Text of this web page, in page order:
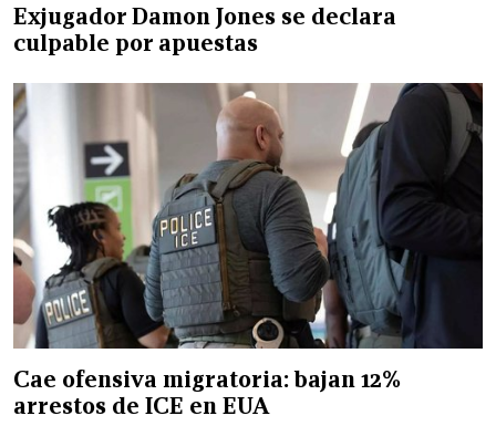
Exjugador Damon Jones se declara
culpable por apuestas
Cae ofensiva migratoria: bajan 12%
arrestos de ICE en EUA